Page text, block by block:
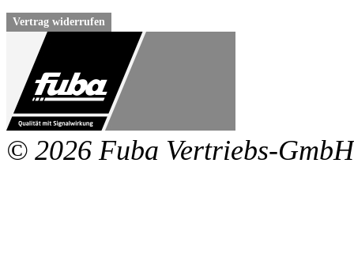
Vertrag widerrufen
© 2026 Fuba Vertriebs-GmbH